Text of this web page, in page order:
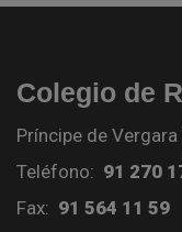
Colegio de
Príncipe de
Teléfono: 91 270
Fax: 91 564 11 59